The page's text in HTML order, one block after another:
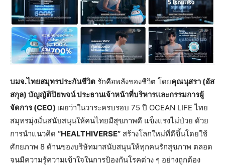
บมจ.ไทยสมุทรประกันชีวิต รักคือพลังของชีวิต โดยคุณนุสรา (อัส
สกุล) บัญญัติปิยพจน์ ประธานเจ้าหน้าที่บริหารและกรรมการผู้
จัดการ (CEO) เผยว่าในวาระครบรอบ 75 ปี OCEAN LIFE ไทย
สมุทรมุ่งมั่นสนับสนุนให้คนไทยมีสุขภาพดี แข็งแรงไม่ป่วย ด้วย
การนำแนวคิด “HEALTHIVERSE” สร้างโลกใหม่ที่ดีขึ้นโดยใช้
ศักยภาพ 8 ด้านของบริษัทมาสนับสนุนให้ทุกคนรักสุขภาพ ตลอด
จนมีความรู้ความเข้าใจในการป้องกันโรคต่าง ๆ อย่างถูกต้อง